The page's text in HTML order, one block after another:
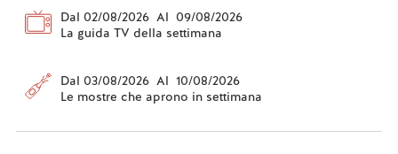
Dal 02/08/2026 Al 09/08/2026
La guida TV della settimana
Dal 03/08/2026 Al 10/08/2026
Le mostre che aprono in settimana